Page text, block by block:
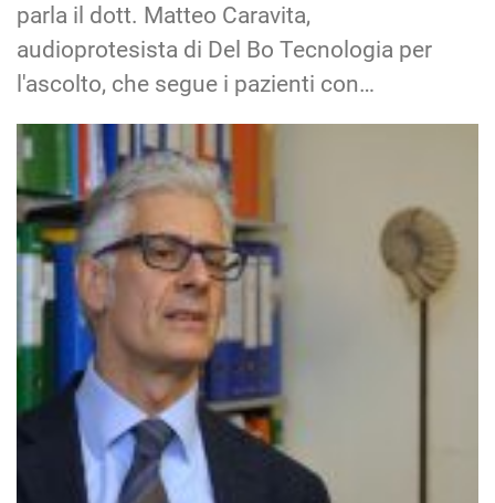
parla il dott. Matteo Caravita,
audioprotesista di Del Bo Tecnologia per
l'ascolto, che segue i pazienti con…